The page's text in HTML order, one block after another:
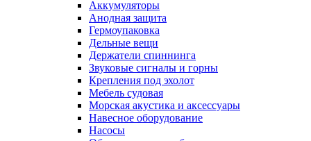
Аккумуляторы
Анодная защита
Гермоупаковка
Дельные вещи
Держатели спиннинга
Звуковые сигналы и горны
Крепления под эхолот
Мебель судовая
Морская акустика и аксессуары
Навесное оборудование
Насосы